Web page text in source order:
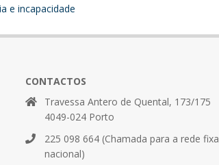
e incapacidade
CONTACTOS
Travessa Antero de Quental, 173/175
4049-024 Porto
225 098 664 (Chamada para a rede fixa
nacional)